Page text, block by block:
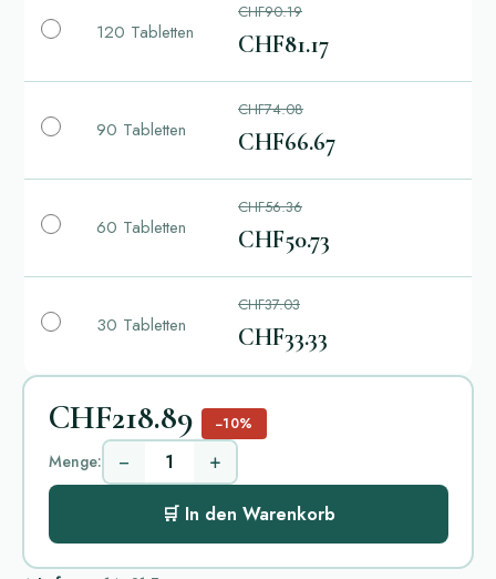
120 Tabletten
CHF90.19
CHF81.17
90 Tabletten
CHF74.08
CHF66.67
60 Tabletten
CHF56.36
CHF50.73
30 Tabletten
CHF37.03
CHF33.33
CHF218.89 −10%
Menge: − +
🛒 In den Warenkorb